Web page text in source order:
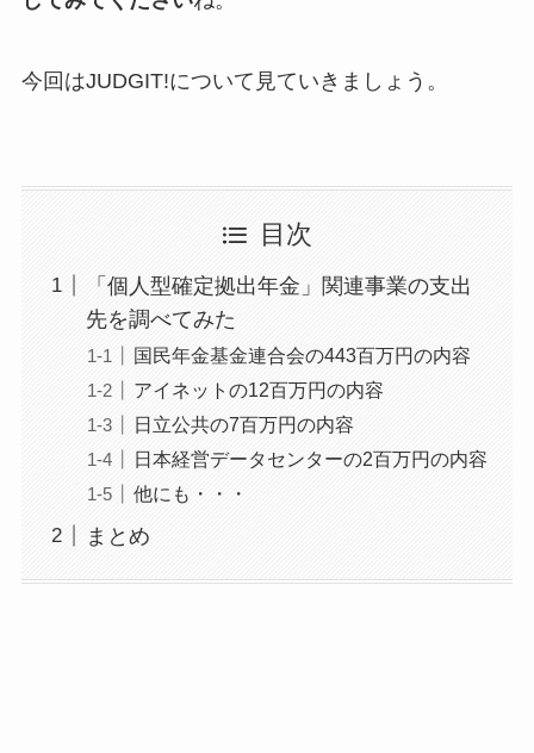
今回はJUDGIT!について見ていきましょう。
目次
「個人型確定拠出年金」関連事業の支出
先を調べてみた
国民年金基金連合会の443百万円の内容
アイネットの12百万円の内容
日立公共の7百万円の内容
日本経営データセンターの2百万円の内容
他にも・・・
まとめ